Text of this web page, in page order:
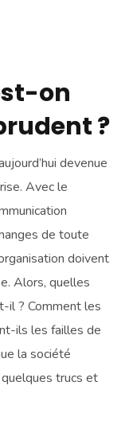
on
?
devenue
Avec le
de toute
doivent
Alors, quelles
il ? Comment les
ils les failles de
la société
trucs et